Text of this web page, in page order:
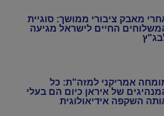
מאבק ציבורי ממושך: סוגיית
החיים לישראל מגיעה
אמריקני למזה"ת: כל
של איראן כיום הם בעלי
השקפה אידיאולוגית